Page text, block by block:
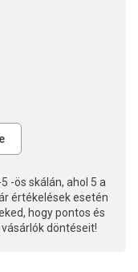
-ös skálán, ahol 5 a
értékelések esetén
hogy pontos és
döntéseit!